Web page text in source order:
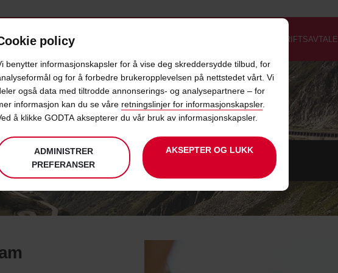
PRODUKTER BEDRIFTSAVTALE
AVIS AFFILIATE PROGRAM
policy
benytter informasjonskapsler for å vise deg skreddersydde tilbud, for
og for å forbedre brukeropplevelsen på nettstedet vårt. Vi
også data med tiltrodde annonserings- og analysepartnere – for
informasjon kan du se våre retningslinjer for informasjonskapsler.
å klikke GODTA aksepterer du vår bruk av informasjonskapsler.
ADMINISTRER
PREFERANSER
AKSEPTER OG LUKK